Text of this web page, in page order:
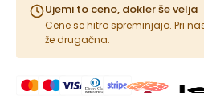
Ujemi to ceno, dokler še velja
Cene se hitro spreminjajo. Pri
že drugačna.